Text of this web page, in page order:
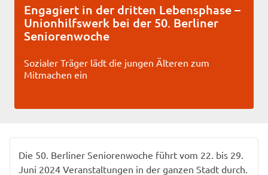
Engagiert in der dritten Lebensphase –
Unionhilfswerk bei der 50. Berliner
Seniorenwoche
Sozialer Träger lädt die jungen Älteren zum
Mitmachen ein
Die 50. Berliner Seniorenwoche führt vom 22. bis 29.
Juni 2024 Veranstaltungen in der ganzen Stadt durch.